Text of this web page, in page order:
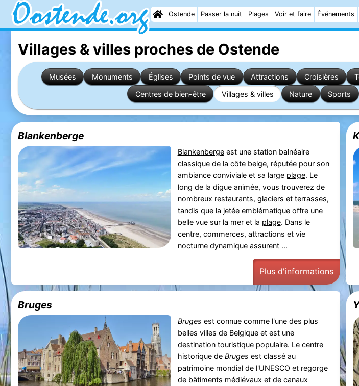
Ostende Passer la nuit Plages Voir et faire Événements
Villages & villes proches de Ostende
Musées Monuments Églises Points de vue Attractions Croisières
Centres de bien-être
Villages & villes Nature Sports
Blankenberge
Blankenbergeest une station balnéaire
classique de la côte belge, réputée pour son
ambiance conviviale et sa large plage. Le
long de la digue animée, vous trouverez de
nombreux restaurants, glaciers et terrasses,
tandis que la jetée emblématique offre une
belle vue sur la mer et la plage. Dans le
centre, commerces, attractions et vie
nocturne dynamique assurent ...
Plus d'informations
Bruges
Bruges est connue comme l'une des plus
belles villes de Belgique et est une
destination touristique populaire. Le centre
historique de Bruges est classé au
patrimoine mondial de l'UNESCO et regorge
de bâtiments médiévaux et de canaux